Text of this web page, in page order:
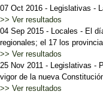
07 Oct 2016 - Legislativas -
>> Ver resultados
04 Sep 2015 - Locales - El
regionales; el 17 los
>> Ver resultados
25 Nov 2011 - Legislativas -
vigor de la nueva
>> Ver resultados